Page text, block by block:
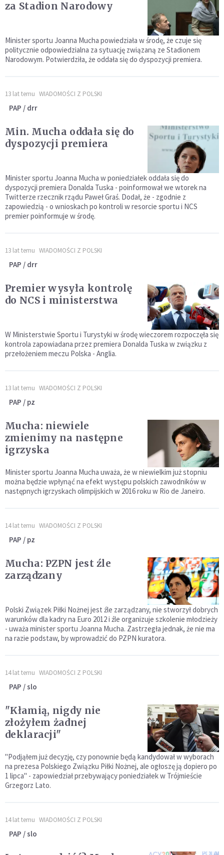
za Stadion Narodowy
Minister sportu Joanna Mucha powiedziała w środę, że czuje się
politycznie odpowiedzialna za sytuację związaną ze Stadionem
Narodowym. Potwierdziła, że oddała się do dyspozycji premiera.
13 lat temu WIADOMOŚCI Z POLSKI
PAP / drr
Min. Mucha oddała się do
dyspozycji premiera
Minister sportu Joanna Mucha w poniedziałek oddała się do
dyspozycji premiera Donalda Tuska - poinformował we wtorek na
Twitterze rzecznik rządu Paweł Graś. Dodał, że - zgodnie z
zapowiedzią - o wnioskach po kontroli w resorcie sportu i NCS
premier poinformuje w środę.
13 lat temu WIADOMOŚCI Z POLSKI
PAP / drr
Premier wysyła kontrolę
do NCS i ministerstwa
W Ministerstwie Sportu i Turystyki w środę wieczorem rozpoczęła się
kontrola zapowiadana przez premiera Donalda Tuska w związku z
przełożeniem meczu Polska - Anglia.
13 lat temu WIADOMOŚCI Z POLSKI
PAP / pz
Mucha: niewiele
zmienimy na następne
igrzyska
Minister sportu Joanna Mucha uważa, że w niewielkim już stopniu
można będzie wpłynąć na efekt występu polskich zawodników w
następnych igrzyskach olimpijskich w 2016 roku w Rio de Janeiro.
14 lat temu WIADOMOŚCI Z POLSKI
PAP / pz
Mucha: PZPN jest źle
zarządzany
Polski Związek Piłki Nożnej jest źle zarządzany, nie stworzył dobrych
warunków dla kadry na Euro 2012 i źle organizuje szkolenie młodzieży
- uważa minister sportu Joanna Mucha. Zastrzegła jednak, że nie ma
na razie podstaw, by wprowadzić do PZPN kuratora.
14 lat temu WIADOMOŚCI Z POLSKI
PAP / slo
"Kłamią, nigdy nie
złożyłem żadnej
deklaracji"
"Podjąłem już decyzję, czy ponownie będą kandydował w wyborach
na prezesa Polskiego Związku Piłki Nożnej, ale ogłoszę ją dopiero po
1 lipca" - zapowiedział przebywający poniedziałek w Trójmieście
Grzegorz Lato.
14 lat temu WIADOMOŚCI Z POLSKI
PAP / slo